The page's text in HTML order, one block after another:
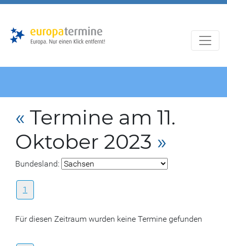
« Termine am 11.
Oktober 2023 »
Bundesland:
1
Für diesen Zeitraum wurden keine Termine gefunden